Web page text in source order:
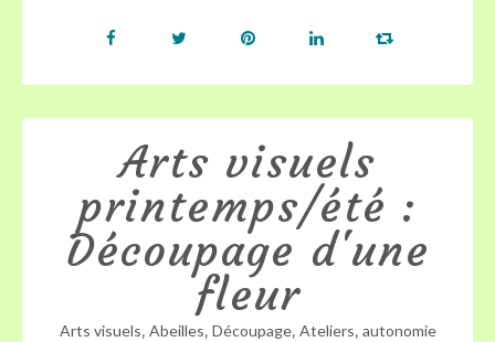
Arts visuels
printemps/été :
Découpage d'une
fleur
Arts visuels, Abeilles, Découpage, Ateliers, autonomie